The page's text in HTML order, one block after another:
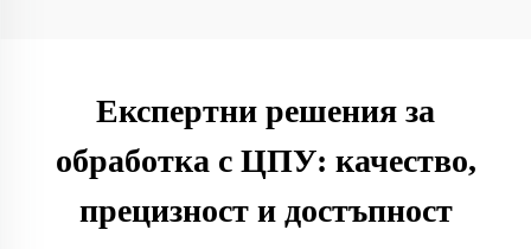
Експертни решения за
обработка с ЦПУ: качество,
прецизност и достъпност